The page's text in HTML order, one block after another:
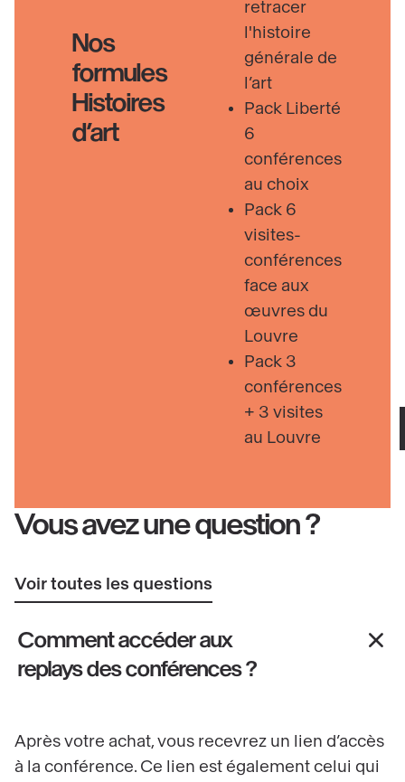
Nos
formules
Histoires
d’art
retracer
l'histoire
générale de
l’art
Pack Liberté
6
conférences
au choix
Pack 6
visites-
conférences
face aux
œuvres du
Louvre
Pack 3
conférences
+ 3 visites
au Louvre
Vous avez une question ?
Voir toutes les questions
Comment accéder aux
replays des conférences ?
Après votre achat, vous recevrez un lien d’accès
à la conférence. Ce lien est également celui qui